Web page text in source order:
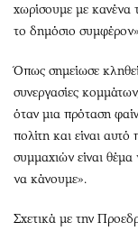
χωρίσουμε με κανένα
το δημόσιο
Όπως σημείωσε
συνεργασίες
όταν μια πρόταση
πολίτη και είναι
συμμαχιών είναι
να κάνουμε».
Σχετικά με την